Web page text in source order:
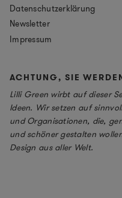
Datenschutzerklärung
Newsletter
Impressum
ACHTUNG, SIE
Lilli Green wirbt auf dieser
Ideen. Wir setzen auf
und Organisationen, die,
und schöner gestalten
Design aus aller Welt.